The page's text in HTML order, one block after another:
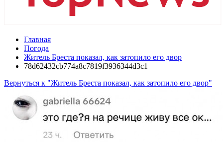
Главная
Погода
Житель Бреста показал, как затопило его двор
78d62432cb774a8c7819f3936344d3c1
Вернуться к "Житель Бреста показал, как затопило его двор"